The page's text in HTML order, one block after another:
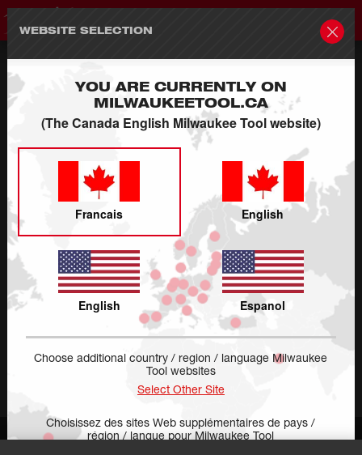
WEBSITE SELECTION
YOU ARE CURRENTLY ON
MILWAUKEETOOL.CA
(The Canada English Milwaukee Tool website)
Francais English
English Espanol
Choose additional country / region / language Milwaukee
Tool websites
Select Other Site
Choisissez des sites Web supplémentaires de pays /
région / langue pour Milwaukee Tool
COMMENT POUVONS-NOUS VOUS
À PROPOS DE NOUS
CA : : FR - Changer de site / de langue
Où acheter des produits Milwaukee
© 2026 Milwaukee Tool. Tous droits réservés.